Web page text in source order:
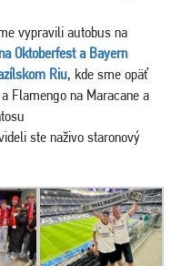
vypravili autobus na
Oktoberfest a Bayern
Riu, kde sme opäť
Flamengo na Maracane a
ste naživo staronový